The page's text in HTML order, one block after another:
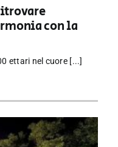
con la
ettari nel cuore [...]